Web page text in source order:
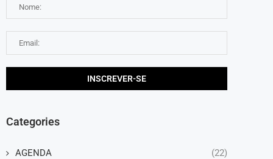
Categories
AGENDA (22)